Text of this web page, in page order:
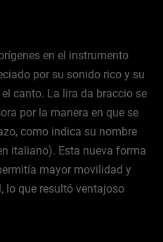
en el instrumento
por su sonido rico y su
canto. La lira da braccio se
por la manera en que se
como indica su nombre
italiano). Esta nueva forma
mayor movilidad y
lo que resultó ventajoso